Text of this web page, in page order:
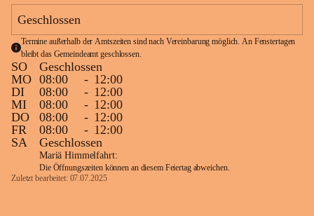
1 Seite•0,1 MB
Geschlossen
Termine außerhalb der Amtszeiten sind nach Vereinbarung möglich. An Fenstertagen
bleibt das Gemeindeamt geschlossen.
SO
Geschlossen
MO 08:00 - 12:00
DI
08:00 - 12:00
MI
08:00 - 12:00
DO
08:00 - 12:00
FR
08:00 - 12:00
SA
Geschlossen
Mariä Himmelfahrt:
Die Öffnungszeiten können an diesem Feiertag abweichen.
Zuletzt bearbeitet: 07.07.2025